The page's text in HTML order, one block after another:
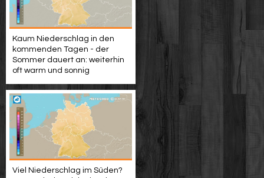
Kaum Niederschlag in den
kommenden Tagen - der
Sommer dauert an: weiterhin
oft warm und sonnig
Viel Niederschlag im Süden?